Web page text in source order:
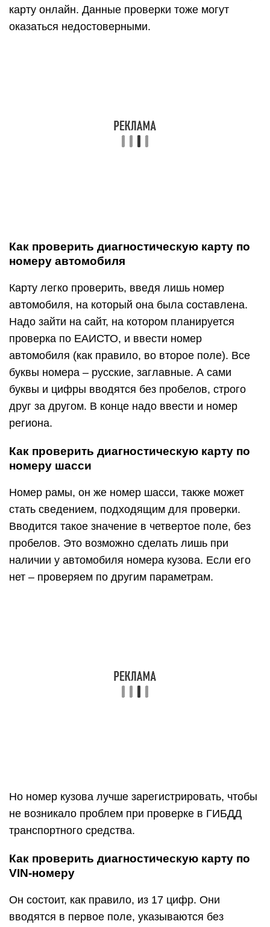
карту онлайн. Данные проверки тоже могут
оказаться недостоверными.
Как проверить диагностическую карту по
номеру автомобиля
Карту легко проверить, введя лишь номер
автомобиля, на который она была составлена.
Надо зайти на сайт, на котором планируется
проверка по ЕАИСТО, и ввести номер
автомобиля (как правило, во второе поле). Все
буквы номера ‒ русские, заглавные. А сами
буквы и цифры вводятся без пробелов, строго
друг за другом. В конце надо ввести и номер
региона.
Как проверить диагностическую карту по
номеру шасси
Номер рамы, он же номер шасси, также может
стать сведением, подходящим для проверки.
Вводится такое значение в четвертое поле, без
пробелов. Это возможно сделать лишь при
наличии у автомобиля номера кузова. Если его
нет – проверяем по другим параметрам.
Но номер кузова лучше зарегистрировать, чтобы
не возникало проблем при проверке в ГИБДД
транспортного средства.
Как проверить диагностическую карту по
VIN-номеру
Он состоит, как правило, из 17 цифр. Они
вводятся в первое поле, указываются без